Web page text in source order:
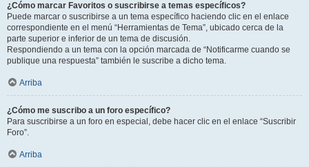
¿Cómo marcar Favoritos o suscribirse a temas específicos?
Puede marcar o suscribirse a un tema específico haciendo clic en el enlace
correspondiente en el menú “Herramientas de Tema”, ubicado cerca de la
parte superior e inferior de un tema de discusión.
Respondiendo a un tema con la opción marcada de “Notificarme cuando se
publique una respuesta” también le suscribe a dicho tema.
Arriba
¿Cómo me suscribo a un foro específico?
Para suscribirse a un foro en especial, debe hacer clic en el enlace “Suscribir
Foro”.
Arriba